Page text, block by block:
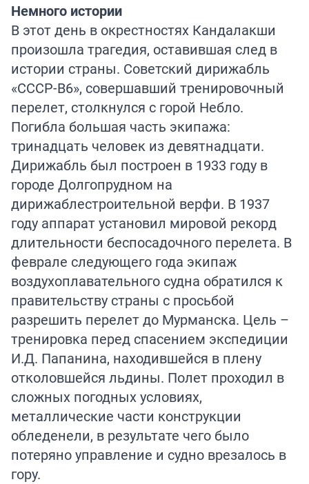
Немного истории
В этот день в окрестностях Кандалакши
произошла трагедия, оставившая след в
истории страны. Советский дирижабль
«СССР-В6», совершавший тренировочный
перелет, столкнулся с горой Небло.
Погибла большая часть экипажа:
тринадцать человек из девятнадцати.
Дирижабль был построен в 1933 году в
городе Долгопрудном на
дирижаблестроительной верфи. В 1937
году аппарат установил мировой рекорд
длительности беспосадочного перелета. В
феврале следующего года экипаж
воздухоплавательного судна обратился к
правительству страны с просьбой
разрешить перелет до Мурманска. Цель –
тренировка перед спасением экспедиции
И.Д. Папанина, находившейся в плену
отколовшейся льдины. Полет проходил в
сложных погодных условиях,
металлические части конструкции
обледенели, в результате чего было
потеряно управление и судно врезалось в
гору.